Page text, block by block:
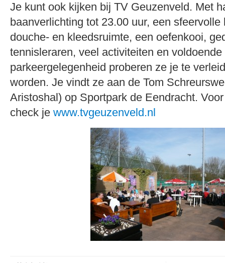
Je kunt ook kijken bij TV Geuzenveld. Met
baanverlichting tot 23.00 uur, een sfeervolle
douche- en kleedsruimte, een oefenkooi,
tennisleraren, veel activiteiten en voldoende
parkeergelegenheid proberen ze je te
worden. Je vindt ze aan de Tom
Aristoshal) op Sportpark de Eendracht.
check je www.tvgeuzenveld.nl